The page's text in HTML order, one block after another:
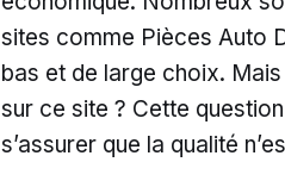
sites comme Pièces Auto
bas et de large choix.
sur ce site ? Cette
s’assurer que la qualité